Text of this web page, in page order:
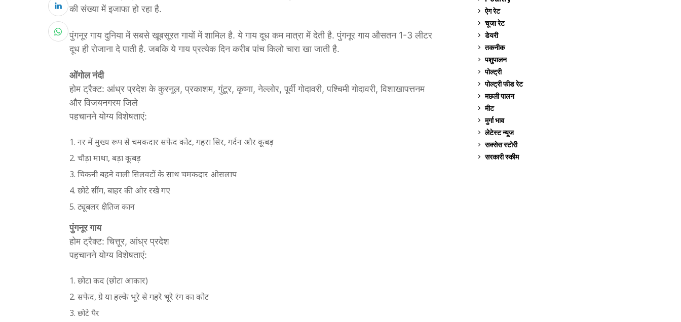
की संख्या में इजाफा हो रहा है.
पुंगनूर गाय दुनिया में सबसे खूबसूरत गायों में शामिल है. ये गाय दूध कम मात्रा में देती है. पुंगनूर गाय औसतन 1-3 लीटर
दूध ही रोजाना दे पाती है. जबकि ये गाय प्रत्येक दिन करीब पांच किलो चारा खा जाती है.
ओंगोल नंदी
होम ट्रैक्ट: आंध्र प्रदेश के कुरनूल, प्रकाशम, गुंटूर, कृष्णा, नेल्लोर, पूर्वी गोदावरी, पश्चिमी गोदावरी, विशाखापत्तनम
और विजयनगरम जिले
पहचानने योग्य विशेषताएं:
नर में मुख्य रूप से चमकदार सफेद कोट, गहरा सिर, गर्दन और कूबड़
चौड़ा माथा, बड़ा कूबड़
चिकनी बहने वाली सिलवटों के साथ चमकदार ओसलाप
छोटे सींग, बाहर की ओर रखे गए
ट्यूबलर क्षैतिज कान
पुंगनूर गाय
होम ट्रैक्ट: चित्तूर, आंध्र प्रदेश
पहचानने योग्य विशेषताएं:
छोटा कद (छोटा आकार)
सफेद, ग्रे या हल्के भूरे से गहरे भूरे रंग का कोट
छोटे पैर
ऐग रेट
चूजा रेट
डेयरी
तकनीक
पशुपालन
पोल्ट्री
पोल्ट्री फीड रेट
मछली पालन
मीट
मुर्गा भाव
लेटेस्ट न्यूज
सक्सेस स्टो‍री
सरकारी स्की‍म